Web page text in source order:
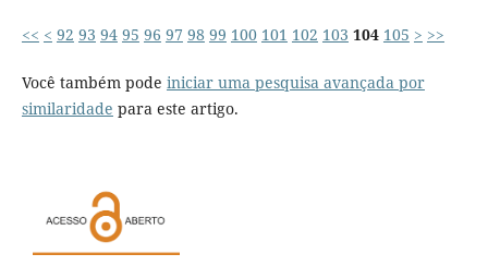
<< < 92 93 94 95 96 97 98 99 100 101 102 103 104 105 > >>
Você também pode iniciar uma pesquisa avançada por
similaridade para este artigo.